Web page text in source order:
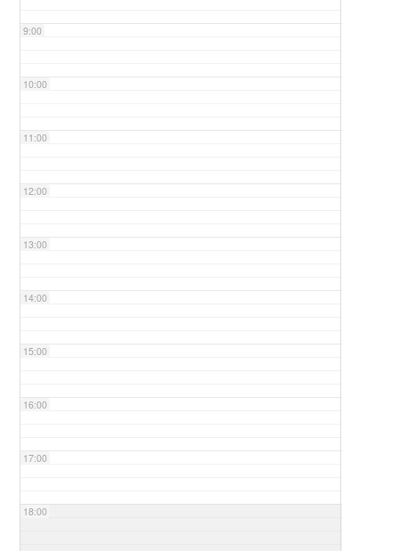
9:00
10:00
11:00
12:00
13:00
14:00
15:00
16:00
17:00
18:00